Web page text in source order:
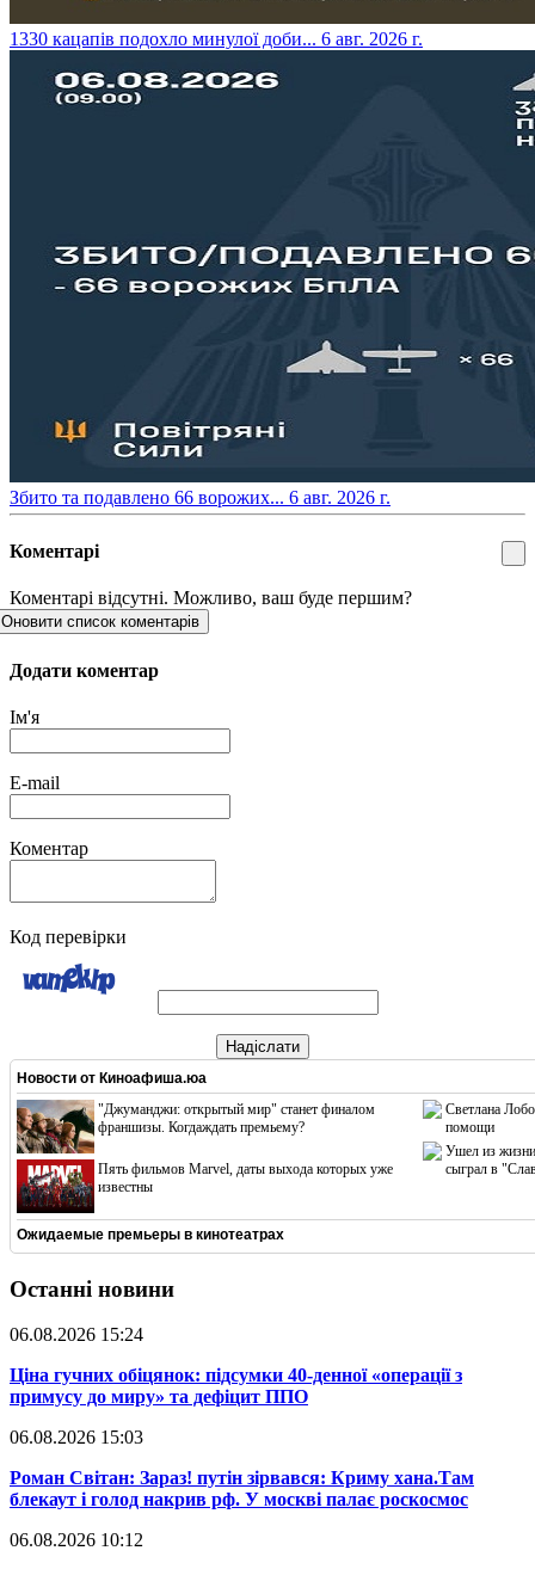
​1330 кацапів подохло минулої доби... 6 авг. 2026 г.
​Збито та подавлено 66 ворожих... 6 авг. 2026 г.
Коментарі
Коментарі відсутні. Можливо, ваш буде першим?
Оновити список коментарів
Додати коментар
Ім'я
E-mail
Коментар
Код перевірки
Надіслати
Новости от Киноафиша.юа
"Джуманджи: открытый мир" станет финалом
франшизы. Когдаждать премьему?
Пять фильмов Marvel, даты выхода которых уже
известны
Светлана
помощи
Ушел из жизни
сыграл в
Ожидаемые премьеры в кинотеатрах
Останні новини
06.08.2026 15:24
​Ціна гучних обіцянок: підсумки 40-денної «операції з
примусу до миру» та дефіцит ППО
06.08.2026 15:03
​Роман Світан: Зараз! путін зірвався: Криму хана.Там
блекаут і голод накрив рф. У москві палає роскосмос
06.08.2026 10:12